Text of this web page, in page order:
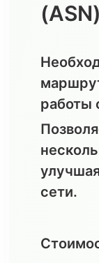
(ASN)
работы
сети.